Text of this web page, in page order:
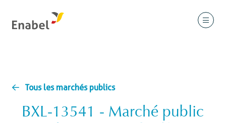
Tous les marchés publics
BXL-13541 - Marché public